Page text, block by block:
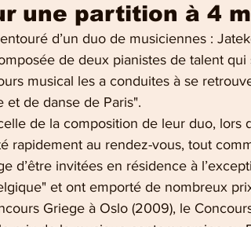
une partition à 4
d’un duo de musiciennes :
de deux pianistes de talent qui
musical les a conduites à se
de danse de Paris".
de la composition de leur duo, lors
rapidement au rendez-vous, tout
d’être invitées en résidence à
et ont emporté de nombreux
Griege à Oslo (2009), le